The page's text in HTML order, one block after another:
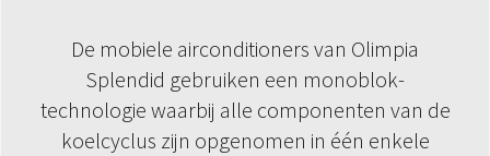
De mobiele airconditioners van Olimpia
Splendid gebruiken een monoblok-
technologie waarbij alle componenten van de
koelcyclus zijn opgenomen in één enkele